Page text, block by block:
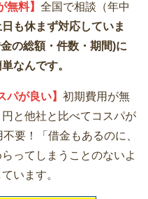
無料】 全国で相談（年中
日も休まず対応していま
の総額・件数・期間)に
なんです。
パが良い】 初期費用が無
と他社と比べてコスパが
要！「借金もあるのに、
ってしまうことのないよ
います。